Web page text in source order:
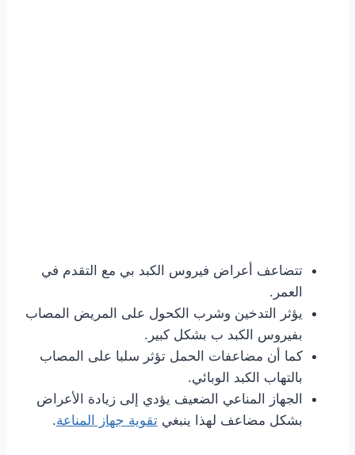
تتضاعف أعراض فيروس الكبد بي مع التقدم في
العمر.
يؤثر التدخين وشرب الكحول على المريض المصاب
بفيروس الكبد ب بشكل كبير.
كما أن مضاعفات الحمل تؤثر سلبا على المصاب
بالتهاب الكبد الوبائي.
الجهاز المناعي الضعيف يؤدي إلى زيادة الأعراض
بشكل مضاعف لهذا ينبغي تقوية جهاز المناعة.